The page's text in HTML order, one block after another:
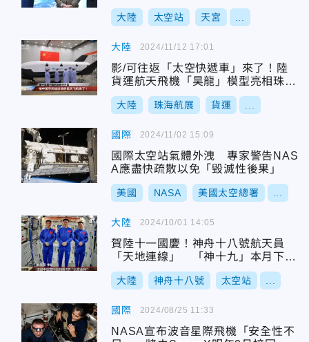
大陸 太空站 天宮
大陸
影/可往返「太空快遞車」來了！陸
貨運航天飛機「昊龍」模型亮相珠海
航展
大陸 珠海航展 貨運
2024/11/12 17:01
國際
國際太空站氣體外洩 專家警告NAS
A應盡快疏散以免「毁滅性後果」
美國 NASA 美國太空總署
2024/11/02 15:09
大陸
賀陸十一國慶！神舟十八號航天員
「天地連線」 「神十九」本月下旬
發射
大陸 神舟十八號 太空站
2024/10/01 14:05
國際
NASA宣布波音星際飛機「安全性不
2024/08/25 11:33